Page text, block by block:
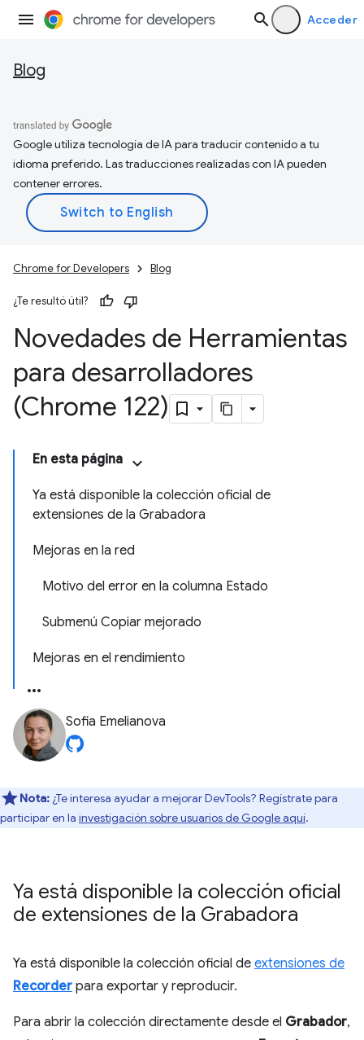
Acceder
Blog
Google utiliza tecnología de IA para traducir contenido a tu
idioma preferido. Las traducciones realizadas con IA pueden
contener errores.
Chrome for Developers Blog
¿Te resultó útil?
Novedades de Herramientas
para desarrolladores
(Chrome 122)
En esta página
Ya está disponible la colección oficial de
extensiones de la Grabadora
Mejoras en la red
Motivo del error en la columna Estado
Submenú Copiar mejorado
Mejoras en el rendimiento
Sofia Emelianova
Nota: ¿Te interesa ayudar a mejorar DevTools? Regístrate para
participar en la investigación sobre usuarios de Google aquí.
Ya está disponible la colección oficial
de extensiones de la Grabadora
Ya está disponible la colección oficial de extensiones de
Recorder para exportar y reproducir.
Para abrir la colección directamente desde el Grabador,